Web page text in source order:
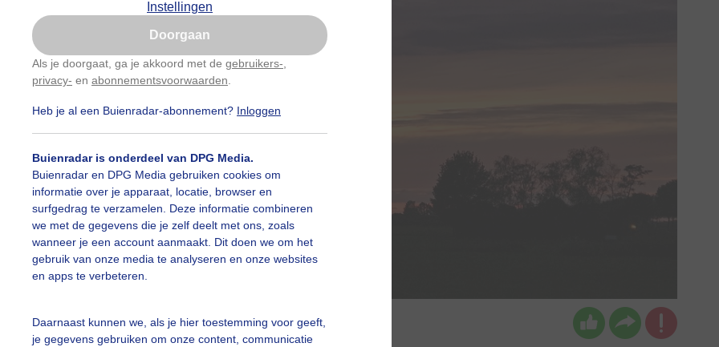
Instellingen
Doorgaan
Als je doorgaat, ga je akkoord met de gebruikers-
privacy- en abonnementsvoorwaarden
Heb je al een Buienradar-abonnement? Inloggen
Buienradar is onderdeel van DPG Media.
Buienradar en DPG Media gebruiken cookies om
informatie over je apparaat, locatie, browser en
surfgedrag te verzamelen. Deze informatie combineren
we met de gegevens die je zelf deelt met ons, zoals
wanneer je een account aanmaakt. Dit doen we om het
gebruik van onze media te analyseren en onze websites
en apps te verbeteren.
Daarnaast kunnen we, als je hier toestemming voor geeft,
je gegevens gebruiken om onze content, communicatie
Nely V Frankenhuijzen Gemaakt: 10-05-2026, 38x bekeken
Is goed, toon de popup
Nu niet, misschien later
Gebruik je Safari en wil je niet elke dag deze pop-up
Klikhierom dit aan te passen